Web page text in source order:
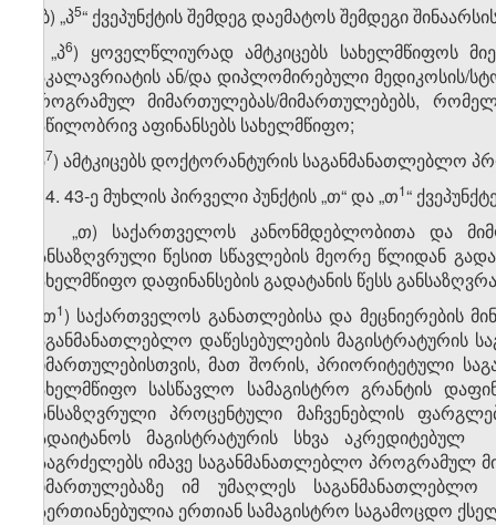
ბ) „პ​5“ ქვეპუნქტის შემდეგ დაემატოს შემდეგი
„პ​6) ყოველწლიურად ამტკიცებს სახელმწიფოს
ბაკალავრიატის ან/და დიპლომირებული
პროგრამულ მიმართულებას/მიმართულებებს,
ნაწილობრივ აფინანსებს სახელმწიფო;
პ​7) ამტკიცებს დოქტორანტურის საგანმანათლებლო
4. 43-ე მუხლის პირველი პუნქტის „თ“ და „თ​1“
„თ) საქართველოს კანონმდებლობითა და
განსაზღვრული წესით სწავლების მეორე წლიდან
სახელმწიფო დაფინანსების გადატანის წესს
თ​1) საქართველოს განათლებისა და მეცნიერების
საგანმანათლებლო დაწესებულების
მიმართულებისთვის, მათ შორის, პრიორიტეტული
სახელმწიფო სასწავლო სამაგისტრო გრანტის
განსაზღვრული პროცენტული მაჩვენებლის
გადაიტანოს მაგისტრატურის სხვა
გააგრძელებს იმავე საგანმანათლებლო
მიმართულებაზე იმ უმაღლეს
გაერთიანებულია ერთიან სამაგისტრო საგამოცდო